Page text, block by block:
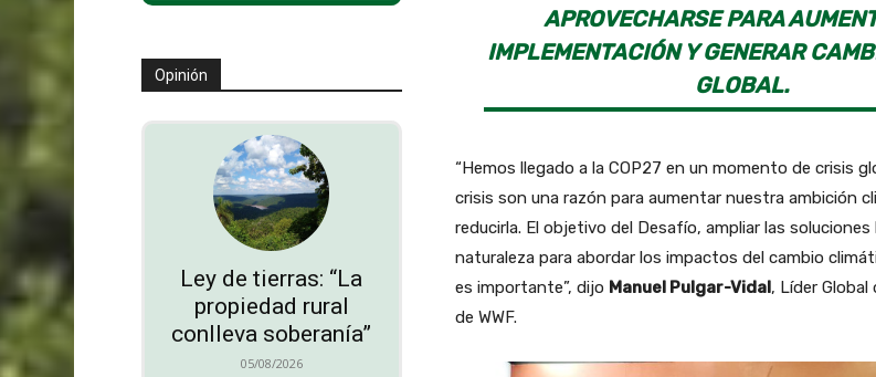
Opinión
Ley de tierras: “La
propiedad rural
conlleva soberanía”
05/08/2026
APROVECHARSE PARA
IMPLEMENTACIÓN Y GENERAR
GLOBAL.
“Hemos llegado a la COP27 en un momento de crisis
crisis son una razón para aumentar nuestra ambición
reducirla. El objetivo del Desafío, ampliar las soluciones
naturaleza para abordar los impactos del cambio
es importante”, dijo Manuel Pulgar-Vidal, Líder Global
de WWF.